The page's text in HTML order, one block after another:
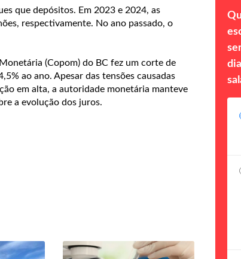
que depósitos. Em 2023 e 2024, as
respectivamente. No ano passado, o
(Copom) do BC fez um corte de
ao ano. Apesar das tensões causadas
em alta, a autoridade monetária manteve
a evolução dos juros.